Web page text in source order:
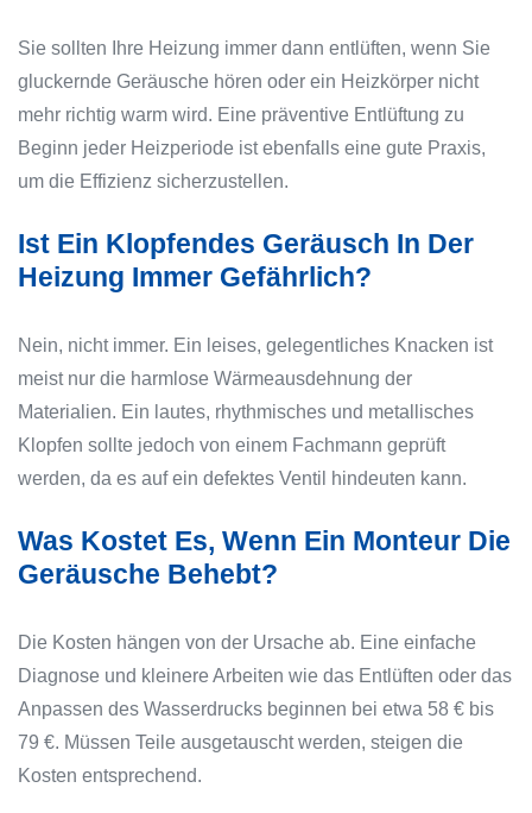
Sie sollten Ihre Heizung immer dann entlüften, wenn Sie
gluckernde Geräusche hören oder ein Heizkörper nicht
mehr richtig warm wird. Eine präventive Entlüftung zu
Beginn jeder Heizperiode ist ebenfalls eine gute Praxis,
um die Effizienz sicherzustellen.
Ist Ein Klopfendes Geräusch In Der
Heizung Immer Gefährlich?
Nein, nicht immer. Ein leises, gelegentliches Knacken ist
meist nur die harmlose Wärmeausdehnung der
Materialien. Ein lautes, rhythmisches und metallisches
Klopfen sollte jedoch von einem Fachmann geprüft
werden, da es auf ein defektes Ventil hindeuten kann.
Was Kostet Es, Wenn Ein Monteur Die
Geräusche Behebt?
Die Kosten hängen von der Ursache ab. Eine einfache
Diagnose und kleinere Arbeiten wie das Entlüften oder das
Anpassen des Wasserdrucks beginnen bei etwa 58 € bis
79 €. Müssen Teile ausgetauscht werden, steigen die
Kosten entsprechend.